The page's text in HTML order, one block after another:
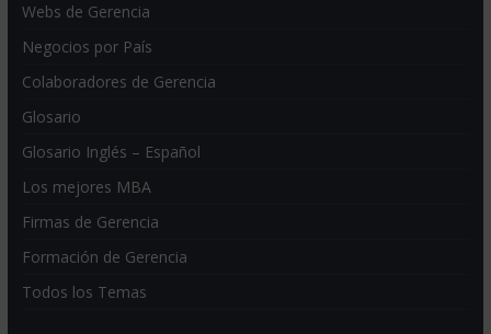
Webs de Gerencia
Negocios por País
Colaboradores de Gerencia
Glosario
Glosario Inglés – Español
Los mejores MBA
Firmas de Gerencia
Formación de Gerencia
Todos los Temas